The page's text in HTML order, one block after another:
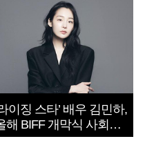
이징 스타’ 배우 김민하,
해 BIFF 개막식 사회자
정